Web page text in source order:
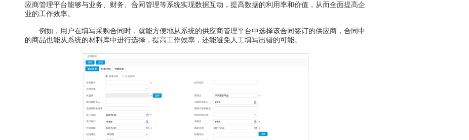
应商管理平台能够与业务、财务、合同管理等系统实现数据互动，提高数据的利用率和价值，从而全面提高企
业的工作效率。
例如，用户在填写采购合同时，就能方便地从系统的供应商管理平台中选择该合同签订的供应商，合同中
的商品也能从系统的材料库中进行选择，提高工作效率，还能避免人工填写出错的可能。